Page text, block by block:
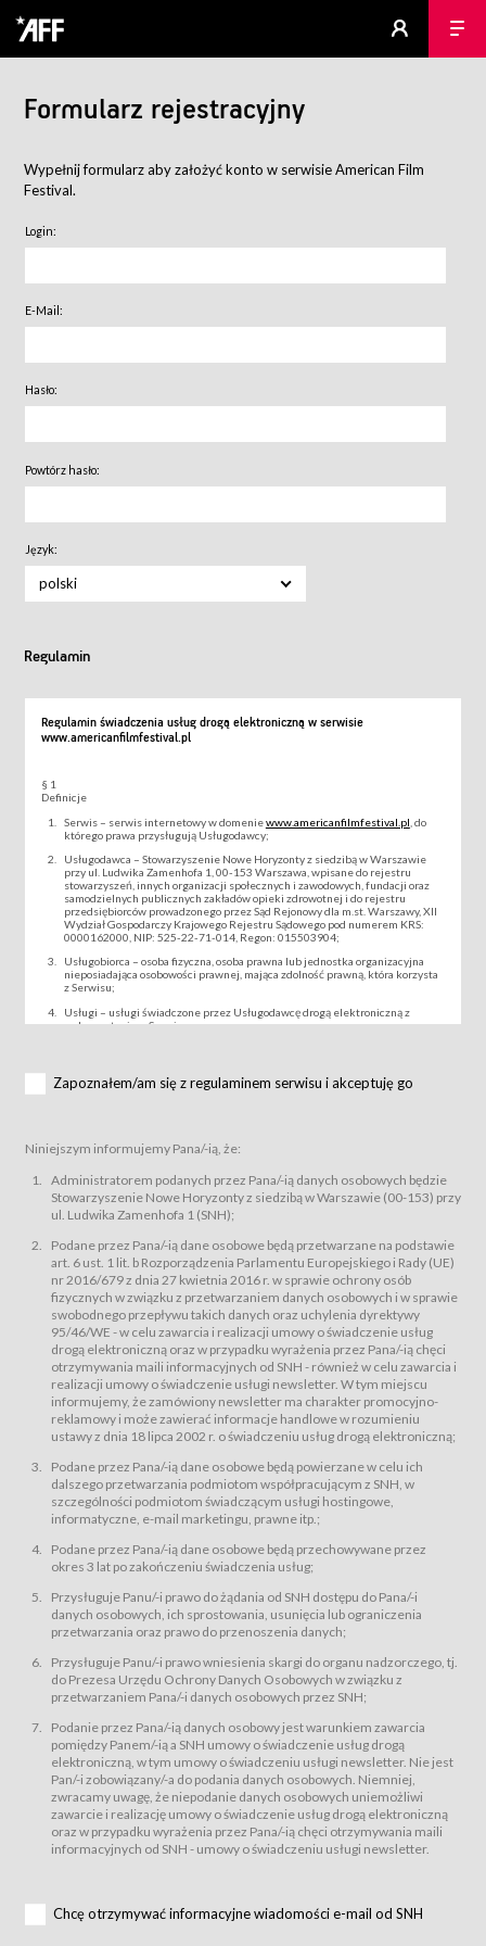
Formularz rejestracyjny
Wypełnij formularz aby założyć konto w serwisie American Film
Festival.
Login:
E-Mail:
Hasło:
Powtórz hasło:
Język:
polski
Regulamin
Regulamin świadczenia usług drogą elektroniczną w serwisie
www.americanfilmfestival.pl
§ 1
Definicje
Serwis – serwis internetowy w domeniewww.americanfilmfestival.pl , do
którego prawa przysługują Usługodawcy;
Usługodawca – Stowarzyszenie Nowe Horyzonty z siedzibą w Warszawie
przy ul. Ludwika Zamenhofa 1, 00-153 Warszawa, wpisane do rejestru
stowarzyszeń, innych organizacji społecznych i zawodowych, fundacji oraz
samodzielnych publicznych zakładów opieki zdrowotnej i do rejestru
przedsiębiorców prowadzonego przez Sąd Rejonowy dla m.st. Warszawy, XII
Wydział Gospodarczy Krajowego Rejestru Sądowego pod numerem KRS:
0000162000, NIP: 525-22-71-014, Regon: 015503904;
Usługobiorca – osoba fizyczna, osoba prawna lub jednostka organizacyjna
nieposiadająca osobowości prawnej, mająca zdolność prawną, która korzysta
z Serwisu;
Usługi – usługi świadczone przez Usługodawcę drogą elektroniczną z
wykorzystaniem Serwisu;
za pośrednictwem Serwisu;
podmiotom z branży mediów i filmowej (Akredytacje);
Bilety – wybrane dokumenty potwierdzające zawarcie umowy z
Usługodawcą i uprawniające do wzięcia udziału w Wydarzeniu,
przewidziane przez Usługodawcę dla danego Wydarzenia, tj. uprawniające
do uczestnictwa w wielu albo w pojedynczych seansach filmowych,
Sklep – sklep internetowy prowadzony przez Usługodawcę w Serwisie;
Regulamin – niniejszy regulamin.
§ 2
Postanowienia ogólne
Regulamin określa zasady:
świadczenia Usługobiorcom Usług przez Usługodawcę, z
zastrzeżeniem usług, o których mowa w ust. 2 pkt. 4 i 5 poniżej, których
zasady świadczenia precyzują odrębne regulaminy,
przetwarzania przez Usługodawcę danych osobowych Usługobiorców
będących osobami fizycznymi.
świadczy Usługi drogą elektroniczną w rozumieniu ustawy z dnia 18 lipca
2002 r. o świadczeniu usług drogą elektroniczną (Dz.U. z 2002 r., Nr 144, poz.
1204, z późń. zm.). Usługi świadczone są nieodpłatnie.
usługę przeglądania i odczytywania przez Usługobiorców materiałów
zamieszczanych w Serwisie,
usługę utrzymywania konta użytkownika w Serwisie,
usługę newsletter,
usługę zawierania na odległość umów nabycia Karnetów i Biletów,
usługę zawierania na odległość umów sprzedaży w Sklepie.
dnia 18 lipca 2002 r. o świadczeniu usług drogą elektroniczną (Dz.U. z 2002
r., Nr 144, poz. 1204, z późń. zm.). Usługi świadczone są nieodpłatnie.
Na zasadach określonych w Regulaminie dostęp do Serwisu jest otwarty dla
Usługobiorca przed rozpoczęciem korzystania z Serwisu jest zobowiązany
zapoznać się z Regulaminem. Założenie konta w Serwisie oraz zamówienie
usługi newsletter za pośrednictwem przeznaczonego do tego formularza
zamieszczonego na stronach Serwisu dostępnych dla wszystkich
Usługobiorców wymaga akceptacji postanowień Regulaminu.
Usługobiorca zobowiązany jest do przestrzegania postanowień Regulaminu
od chwili rozpoczęcia korzystania z Serwisu.
Regulamin jest udostępniony Usługobiorcom nieodpłatnie za
Warunki techniczne korzystania z Usług
Zapoznałem/am się z regulaminem serwisu i akceptuję go
Niniejszym informujemy Pana/-ią, że:
Administratorem podanych przez Pana/-ią danych osobowych będzie
Stowarzyszenie Nowe Horyzonty z siedzibą w Warszawie (00-153) przy
ul. Ludwika Zamenhofa 1 (SNH);
Podane przez Pana/-ią dane osobowe będą przetwarzane na podstawie
art. 6 ust. 1 lit. b Rozporządzenia Parlamentu Europejskiego i Rady (UE)
nr 2016/679 z dnia 27 kwietnia 2016 r. w sprawie ochrony osób
fizycznych w związku z przetwarzaniem danych osobowych i w sprawie
swobodnego przepływu takich danych oraz uchylenia dyrektywy
95/46/WE - w celu zawarcia i realizacji umowy o świadczenie usług
drogą elektroniczną oraz w przypadku wyrażenia przez Pana/-ią chęci
otrzymywania maili informacyjnych od SNH - również w celu zawarcia i
realizacji umowy o świadczenie usługi newsletter. W tym miejscu
informujemy, że zamówiony newsletter ma charakter promocyjno-
reklamowy i może zawierać informacje handlowe w rozumieniu
ustawy z dnia 18 lipca 2002 r. o świadczeniu usług drogą elektroniczną;
Podane przez Pana/-ią dane osobowe będą powierzane w celu ich
dalszego przetwarzania podmiotom współpracującym z SNH, w
szczególności podmiotom świadczącym usługi hostingowe,
informatyczne, e-mail marketingu, prawne itp.;
Podane przez Pana/-ią dane osobowe będą przechowywane przez
okres 3 lat po zakończeniu świadczenia usług;
Przysługuje Panu/-i prawo do żądania od SNH dostępu do Pana/-i
danych osobowych, ich sprostowania, usunięcia lub ograniczenia
przetwarzania oraz prawo do przenoszenia danych;
Przysługuje Panu/-i prawo wniesienia skargi do organu nadzorczego, tj.
do Prezesa Urzędu Ochrony Danych Osobowych w związku z
przetwarzaniem Pana/-i danych osobowych przez SNH;
Podanie przez Pana/-ią danych osobowy jest warunkiem zawarcia
pomiędzy Panem/-ią a SNH umowy o świadczenie usług drogą
elektroniczną, w tym umowy o świadczeniu usługi newsletter. Nie jest
Pan/-i zobowiązany/-a do podania danych osobowych. Niemniej,
zwracamy uwagę, że niepodanie danych osobowych uniemożliwi
zawarcie i realizację umowy o świadczenie usług drogą elektroniczną
oraz w przypadku wyrażenia przez Pana/-ią chęci otrzymywania maili
informacyjnych od SNH - umowy o świadczeniu usługi newsletter.
Chcę otrzymywać informacyjne wiadomości e-mail od SNH